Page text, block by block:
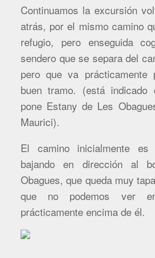
Continuamos la excursión
atrás, por el mismo camino
refugio, pero enseguida
sendero que se separa del
pero que va prácticamente
buen tramo. (está
pone Estany de Les
Maurici).
El camino inicialmente
bajando en dirección al
Obagues, que queda muy
que no podemos ver
prácticamente encima de él.